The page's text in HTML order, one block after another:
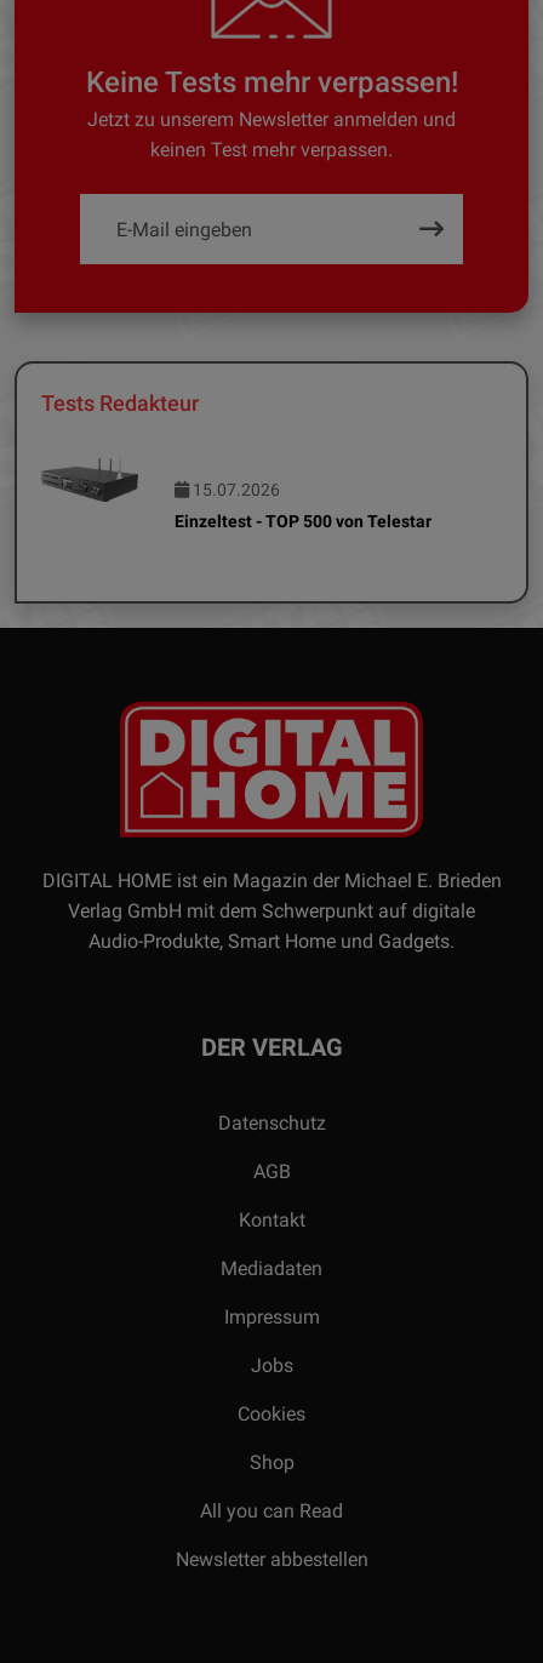
Keine Tests mehr verpassen!
Jetzt zu unserem Newsletter anmelden und
keinen Test mehr verpassen.
Tests Redakteur
15.07.2026
Einzeltest - TOP 500 von Telestar
DIGITAL HOME ist ein Magazin der Michael E. Brieden
Verlag GmbH mit dem Schwerpunkt auf digitale
Audio-Produkte, Smart Home und Gadgets.
DER VERLAG
Datenschutz
AGB
Kontakt
Mediadaten
Impressum
Jobs
Cookies
Shop
All you can Read
Newsletter abbestellen